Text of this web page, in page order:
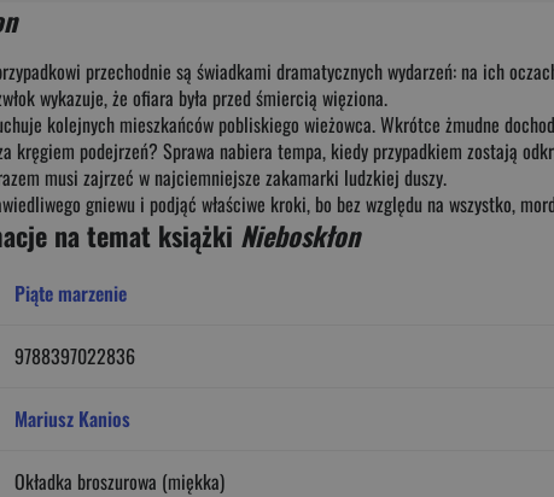
przechodnie są świadkami dramatycznych wydarzeń: na ich
wykazuje, że ofiara była przed śmiercią więziona.
kolejnych mieszkańców pobliskiego wieżowca. Wkrótce żmudne
kręgiem podejrzeń? Sprawa nabiera tempa, kiedy przypadkiem zostają
musi zajrzeć w najciemniejsze zakamarki ludzkiej duszy.
gniewu i podjąć właściwe kroki, bo bez względu na wszystko,
na temat książki Nieboskłon
Piąte marzenie
9788397022836
Mariusz Kanios
Okładka broszurowa (miękka)